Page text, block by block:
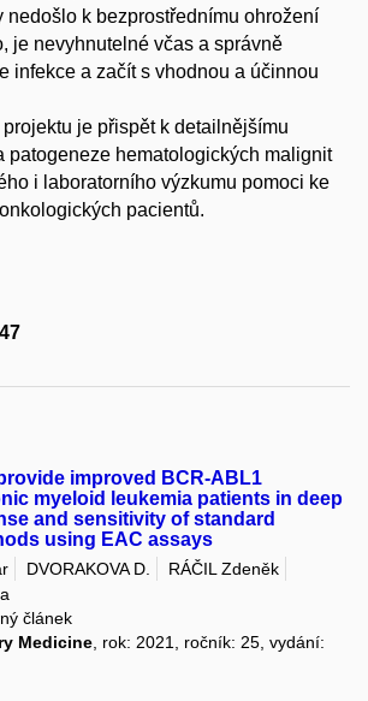
nedošlo k bezprostřednímu ohrožení
je nevyhnutelné včas a správně
infekce a začít s vhodnou a účinnou
je přispět k detailnějšímu
patogeneze hematologických malignit
i laboratorního výzkumu pomoci ke
pacientů.
improved BCR-ABL1
myeloid leukemia patients in deep
and sensitivity of standard
using EAC assays
DVORAKOVA D.
RÁČIL Zdeněk
článek
Medicine, rok: 2021, ročník: 25, vydání: